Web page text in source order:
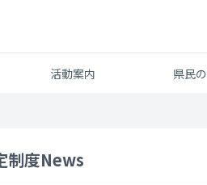
活動案内 県民
制度News